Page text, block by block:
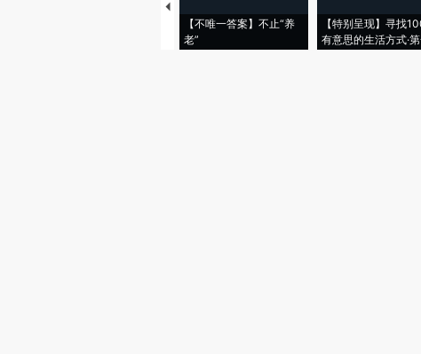
【不唯一答案】不止“养
老”
【特别呈现】寻找
有意思的生活方式·